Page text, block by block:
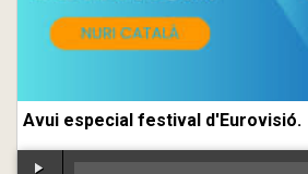
Avui especial festival d'Eurovisió.